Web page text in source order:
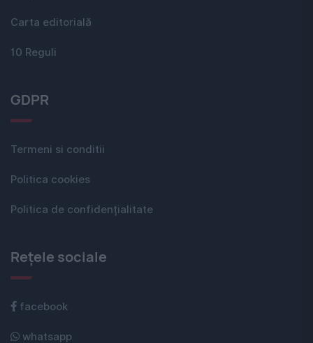
Carta editorială
10 Reguli
GDPR
Termeni si conditii
Politica cookies
Politica de confidențialitate
Rețele sociale
facebook
whatsapp